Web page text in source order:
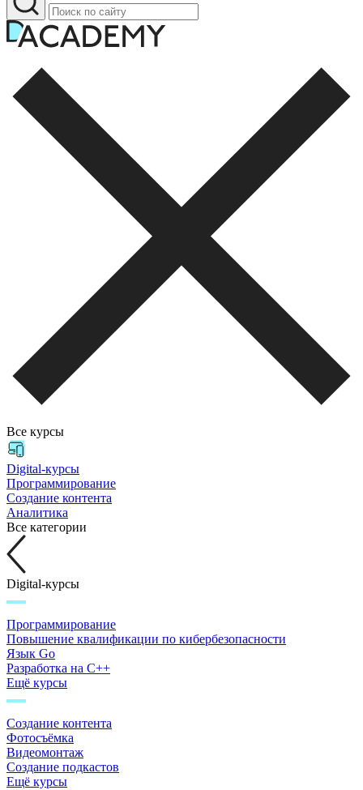
Все курсы
Digital-курсы
Программирование
Создание контента
Аналитика
Все категории
Digital-курсы
Программирование
Повышение квалификации по кибербезопасности
Язык Go
Разработка на C++
Ещё курсы
Создание контента
Фотосъёмка
Видеомонтаж
Создание подкастов
Ещё курсы